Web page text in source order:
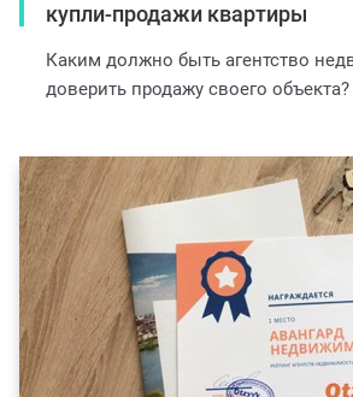
купли-продажи квартиры
Каким должно быть агентство
доверить продажу своего объекта?